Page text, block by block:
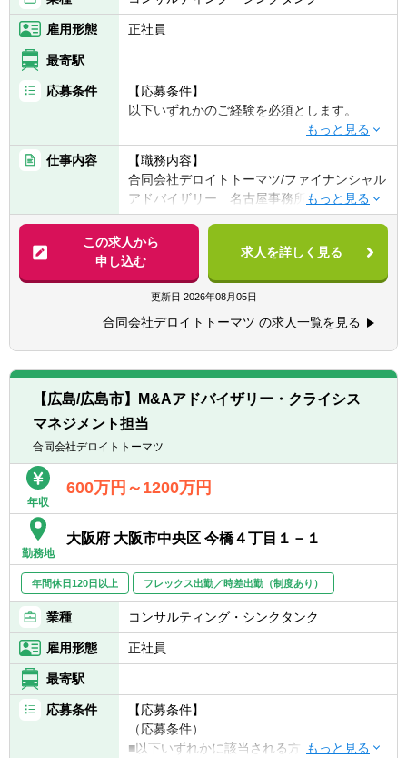
雇用形態 正社員
最寄駅
応募条件
【応募条件】
以下いずれかのご経験を必須とします。
A.公認会計士またはUSCPAの資格をお持ちの
方または事業会社での経理実務経験者
B.アドバイザリー業務(M&Aエグゼキューショ
ン)経験者
①投資銀行等で、M&Aエグゼキューション
経験者
②事業会社経営企画部門でのM&A実務経験
者
③コンサルティング会社でのM&A、PMI関
連業務等を経験してきた方
経験者
D.金融機関、コンサルティング会社等で、法
人向けカバレッジ業務や、財務分析、コンサ
ルティング、投融資業務等のご経験がある方
仕事内容
【職務内容】
合同会社デロイトトーマツ/ファイナンシャル
アドバイザリー 名古屋事務所では、
M&Aの戦略策定から統合後のサポートまで担
うM&Aアドバイザリーサービス、様々な価値
算定を実施するバリュエーションサービス、
バイサイドセルサイド両方を支援するデュー
デリジェンスサービス等、ファイナンシャル
アドバイザリーを通じて、お客様の企業価値
向上へ貢献しております。
名古屋事務所ではこれらのサービス全般のア
ドバイザーとして活躍頂ける方を募集してお
ります。
この求人から
申し込む
求人を詳しく見る
更新日 2026年08月05日
合同会社デロイトトーマツ の求人一覧を見る
【広島/広島市】M&Aアドバイザリー・クライシス
マネジメント担当
合同会社デロイトトーマツ
年収
600万円～1200万円
勤務地
大阪府 大阪市中央区 今橋４丁目１－１
年間休日120日以上 フレックス出勤／時差出勤（制度あり）
業種 コンサルティング・シンクタンク
雇用形態 正社員
最寄駅
応募条件
【応募条件】
（応募条件）
■以下いずれかに該当される方